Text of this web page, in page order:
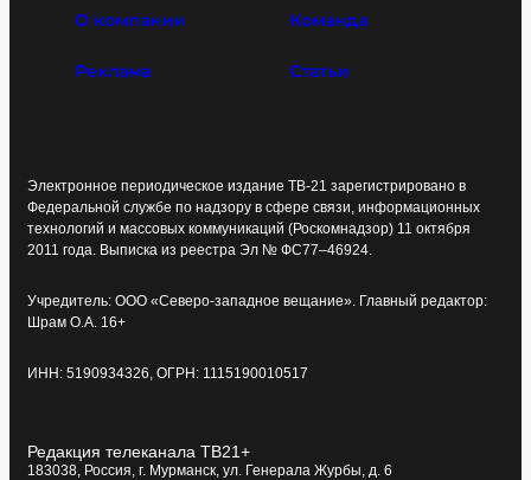
О компании Команда
Реклама Статьи
Электронное периодическое издание ТВ-21 зарегистрировано в
Федеральной службе по надзору в сфере связи, информационных
технологий и массовых коммуникаций (Роскомнадзор) 11 октября
2011 года. Выписка из реестра Эл № ФС77–46924.
Учредитель: ООО «Северо-западное вещание». Главный редактор:
Шрам О.А. 16+
ИНН: 5190934326, ОГРН: 1115190010517
Редакция телеканала ТВ21+
183038, Россия, г. Мурманск, ул. Генерала Журбы, д. 6